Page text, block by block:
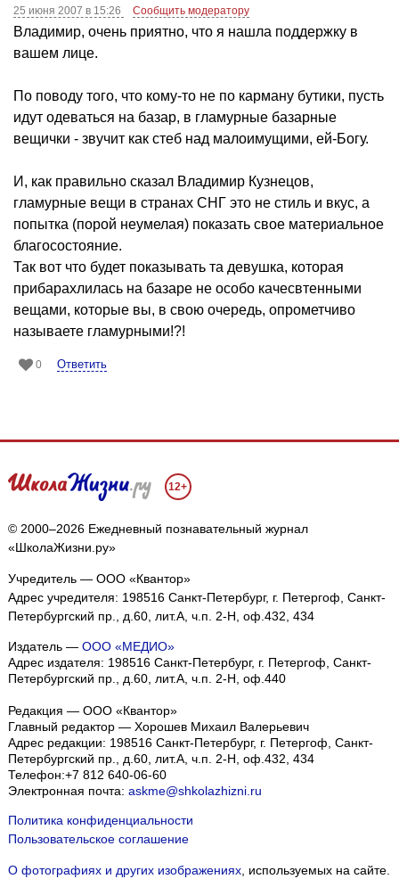
25 июня 2007 в 15:26 Сообщить модератору
Владимир, очень приятно, что я нашла поддержку в
вашем лице.
По поводу того, что кому-то не по карману бутики, пусть
идут одеваться на базар, в гламурные базарные
вещички - звучит как стеб над малоимущими, ей-Богу.
И, как правильно сказал Владимир Кузнецов,
гламурные вещи в странах СНГ это не стиль и вкус, а
попытка (порой неумелая) показать свое материальное
благосостояние.
Так вот что будет показывать та девушка, которая
прибарахлилась на базаре не особо качесвтенными
вещами, которые вы, в свою очередь, опрометчиво
называете гламурными!?!
0 Ответить
12+
© 2000–2026 Ежедневный познавательный журнал
«ШколаЖизни.ру»
Учредитель — ООО «Квантор»
Адрес учредителя: 198516 Санкт-Петербург, г. Петергоф, Санкт-
Петербургский пр., д.60, лит.А, ч.п. 2-Н, оф.432, 434
Издатель — ООО «МЕДИО»
Адрес издателя: 198516 Санкт-Петербург, г. Петергоф, Санкт-
Петербургский пр., д.60, лит.А, ч.п. 2-Н, оф.440
Редакция — ООО «Квантор»
Главный редактор — Хорошев Михаил Валерьевич
Адрес редакции: 198516 Санкт-Петербург, г. Петергоф, Санкт-
Петербургский пр., д.60, лит.А, ч.п. 2-Н, оф.432, 434
Телефон:+7 812 640-06-60
Электронная почта: askme@shkolazhizni.ru
Политика конфиденциальности
Пользовательское соглашение
О фотографиях и других изображениях, используемых на сайте.